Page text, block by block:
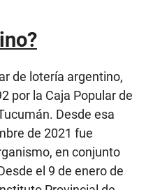
de lotería argentino,
por la Caja Popular de
Desde esa
de 2021 fue
en conjunto
el 9 de enero de